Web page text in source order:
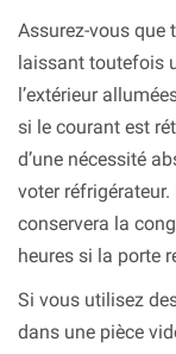
Assurez-vous que
laissant toutefois
l’extérieur
si le courant est
d’une nécessité
voter
conservera la
heures si la porte
Si vous utilisez
dans une pièce